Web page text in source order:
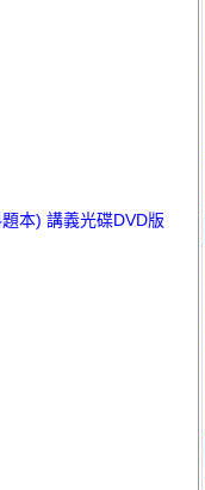
本) 講義光碟DVD版